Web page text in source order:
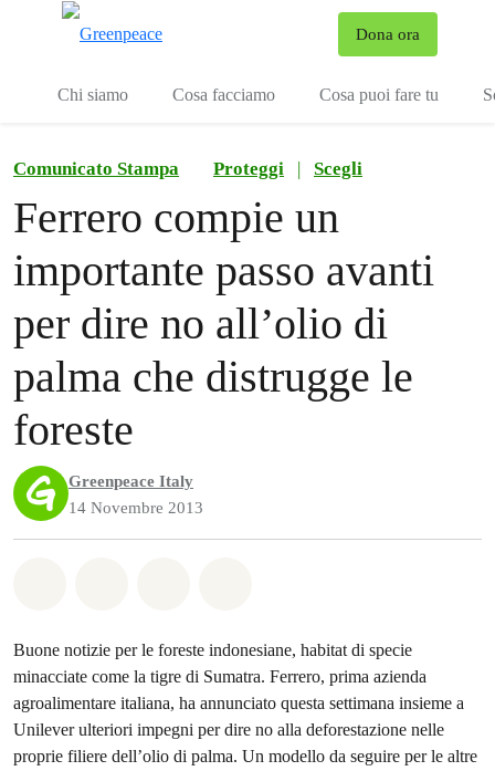
Dona ora
Chi siamo Cosa facciamo Cosa puoi fare tu
Comunicato Stampa Proteggi | Scegli
Ferrero compie un
importante passo avanti
per dire no all’olio di
palma che distrugge le
foreste
Greenpeace Italy
14 Novembre 2013
Buone notizie per le foreste indonesiane, habitat di specie
minacciate come la tigre di Sumatra. Ferrero, prima azienda
agroalimentare italiana, ha annunciato questa settimana insieme a
Unilever ulteriori impegni per dire no alla deforestazione nelle
proprie filiere dell’olio di palma. Un modello da seguire per le altre